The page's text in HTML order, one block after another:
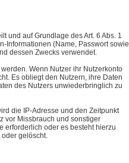
und auf Grundlage des Art. 6 Abs. 1
Informationen (Name, Passwort sowie
dessen Zwecks verwendet.
Wenn Nutzer ihr Nutzerkonto
Es obliegt den Nutzern, ihre Daten
des Nutzers unwiederbringlich zu
die IP-Adresse und den Zeitpunkt
vor Missbrauch und sonstiger
erforderlich oder es besteht hierzu
oder gelöscht.